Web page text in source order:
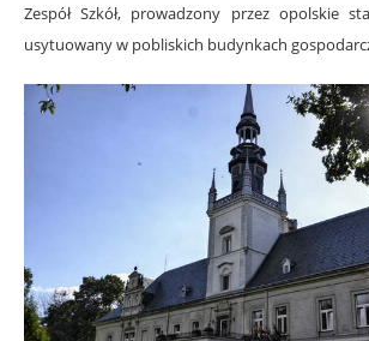
Zespół Szkół, prowadzony przez opolskie
usytuowany w pobliskich budynkach